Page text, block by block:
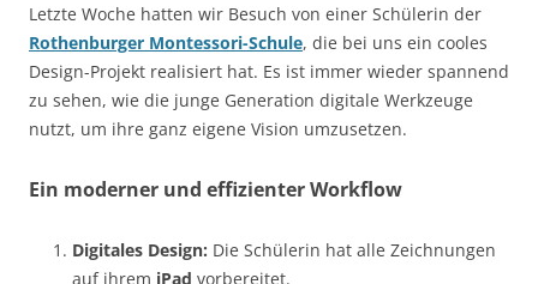
Letzte Woche hatten wir Besuch von einer Schülerin der
Rothenburger Montessori-Schule, die bei uns ein cooles
Design-Projekt realisiert hat. Es ist immer wieder spannend
zu sehen, wie die junge Generation digitale Werkzeuge
nutzt, um ihre ganz eigene Vision umzusetzen.
Ein moderner und effizienter Workflow
Digitales Design: Die Schülerin hat alle Zeichnungen
auf ihrem iPad vorbereitet.